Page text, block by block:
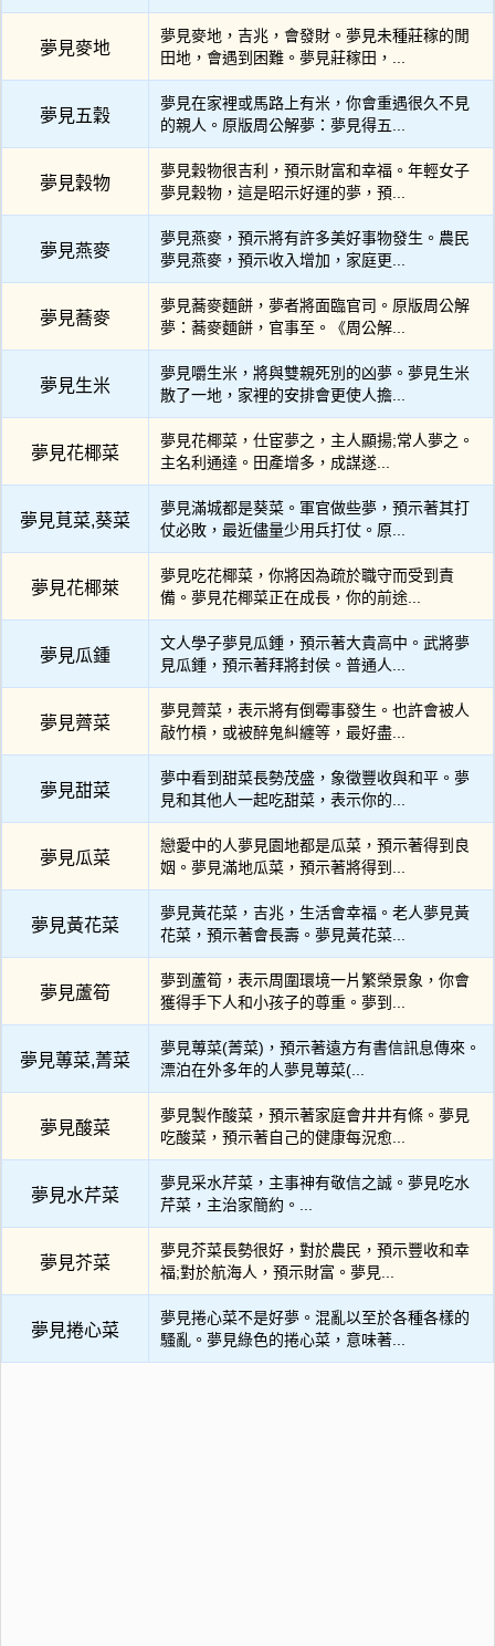
夢見麥地
夢見麥地，吉兆，會發財。夢見未種莊稼的閒
田地，會遇到困難。夢見莊稼田，...
夢見五穀
夢見在家裡或馬路上有米，你會重遇很久不見
的親人。原版周公解夢：夢見得五...
夢見穀物
夢見穀物很吉利，預示財富和幸福。年輕女子
夢見穀物，這是昭示好運的夢，預...
夢見燕麥
夢見燕麥，預示將有許多美好事物發生。農民
夢見燕麥，預示收入增加，家庭更...
夢見蕎麥
夢見蕎麥麵餅，夢者將面臨官司。原版周公解
夢：蕎麥麵餅，官事至。《周公解...
夢見生米
夢見嚼生米，將與雙親死別的凶夢。夢見生米
散了一地，家裡的安排會更使人擔...
夢見花椰菜
夢見花椰菜，仕宦夢之，主人顯揚;常人夢之。
主名利通達。田產增多，成謀遂...
夢見莧菜,葵菜
夢見滿城都是葵菜。軍官做些夢，預示著其打
仗必敗，最近儘量少用兵打仗。原...
夢見花椰萊
夢見吃花椰菜，你將因為疏於職守而受到責
備。夢見花椰菜正在成長，你的前途...
夢見瓜鍾
文人學子夢見瓜鍾，預示著大貴高中。武將夢
見瓜鍾，預示著拜將封侯。普通人...
夢見薺菜
夢見薺菜，表示將有倒霉事發生。也許會被人
敲竹槓，或被醉鬼糾纏等，最好盡...
夢見甜菜
夢中看到甜菜長勢茂盛，象徵豐收與和平。夢
見和其他人一起吃甜菜，表示你的...
夢見瓜菜
戀愛中的人夢見園地都是瓜菜，預示著得到良
姻。夢見滿地瓜菜，預示著將得到...
夢見黃花菜
夢見黃花菜，吉兆，生活會幸福。老人夢見黃
花菜，預示著會長壽。夢見黃花菜...
夢見蘆筍
夢到蘆筍，表示周圍環境一片繁榮景象，你會
獲得手下人和小孩子的尊重。夢到...
夢見蓴菜,菁菜
夢見蓴菜(菁菜)，預示著遠方有書信訊息傳來。
漂泊在外多年的人夢見蓴菜(...
夢見酸菜
夢見製作酸菜，預示著家庭會井井有條。夢見
吃酸菜，預示著自己的健康每況愈...
夢見水芹菜
夢見采水芹菜，主事神有敬信之誠。夢見吃水
芹菜，主治家簡約。...
夢見芥菜
夢見芥菜長勢很好，對於農民，預示豐收和幸
福;對於航海人，預示財富。夢見...
夢見捲心菜
夢見捲心菜不是好夢。混亂以至於各種各樣的
騷亂。夢見綠色的捲心菜，意味著...